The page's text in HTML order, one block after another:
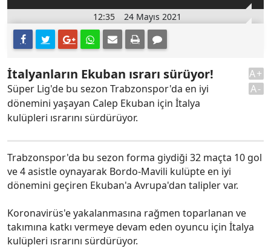
12:35 24 Mayıs 2021
İtalyanların Ekuban ısrarı sürüyor!
Süper Lig'de bu sezon Trabzonspor'da en iyi
dönemini yaşayan Calep Ekuban için İtalya
kulüpleri ısrarını sürdürüyor.
A+
A-
Trabzonspor'da bu sezon forma giydiği 32 maçta 10 gol
ve 4 asistle oynayarak Bordo-Mavili kulüpte en iyi
dönemini geçiren Ekuban'a Avrupa'dan talipler var.
Koronavirüs'e yakalanmasına rağmen toparlanan ve
takımına katkı vermeye devam eden oyuncu için İtalya
kulüpleri ısrarını sürdürüyor.